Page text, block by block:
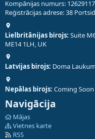
Kompānijas numurs: 12629117
Reģistrācijas adrese: 38
Lielbritānijas birojs: Suite
ME14 1LH, UK
Latvijas birojs: Doma
Nepālas birojs: Coming Soon
Navigācija
Mājas
Vietnes karte
RSS